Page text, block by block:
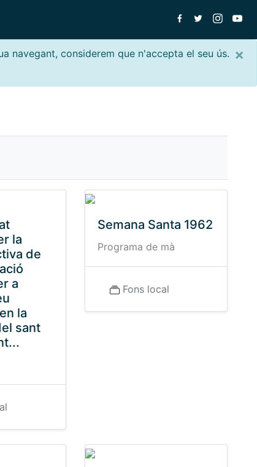
×
navegant, considerem que n'accepta el seu ús.
la
de
a
la
sant
Semana Santa 1962
Programa de mà
Fons local